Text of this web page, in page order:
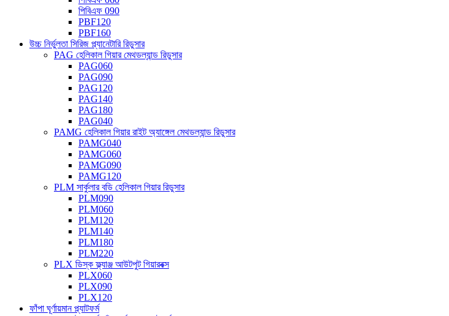
পিবিএফ 090
PBF120
PBF160
উচ্চ নির্ভুলতা সিরিজ প্ল্যানেটারি রিডুসার
PAG হেলিকাল গিয়ার মেথডল্যান্ড রিডুসার
PAG060
PAG090
PAG120
PAG140
PAG180
PAG040
PAMG হেলিকাল গিয়ার রাইট অ্যাঙ্গেল মেথডল্যান্ড রিডুসার
PAMG040
PAMG060
PAMG090
PAMG120
PLM সার্কুলার বডি হেলিকাল গিয়ার রিডুসার
PLM090
PLM060
PLM120
PLM140
PLM180
PLM220
PLX ডিস্ক ফ্ল্যাঞ্জ আউটপুট গিয়ারবক্স
PLX060
PLX090
PLX120
ফাঁপা ঘূর্ণায়মান প্ল্যাটফর্ম